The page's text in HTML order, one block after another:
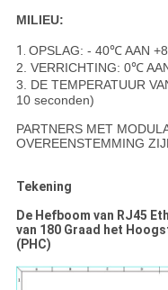
MILIEU:
1. OPSLAG: - 40℃ AAN
2. VERRICHTING: 0℃
3. DE TEMPERATUUR
10 seconden)
PARTNERS MET
OVEREENSTEMMING
Tekening
De Hefboom van RJ45
van 180 Graad het
(PHC)